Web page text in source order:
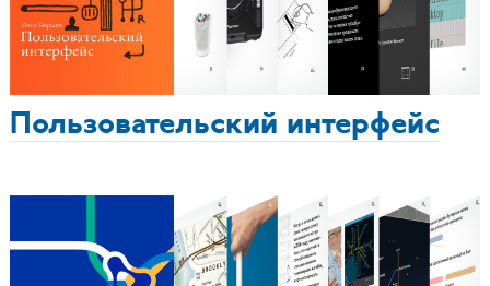
Пользовательский интерфейс